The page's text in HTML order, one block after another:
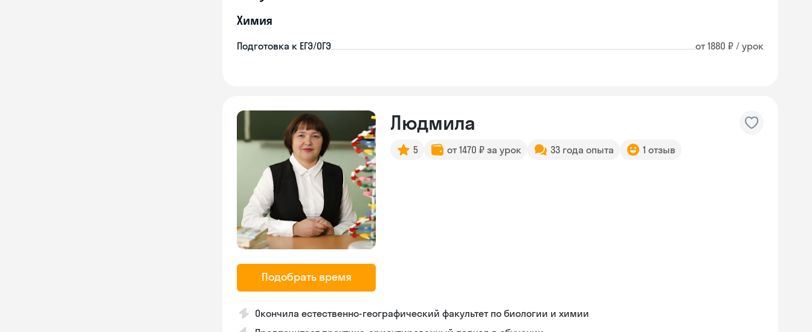
Химия
Подготовка к ЕГЭ/ОГЭ от 1880 ₽ / урок
Подобрать время
Людмила
5 от 1470 ₽ за урок 33 года опыта 1 отзыв
Окончила естественно-географический факультет по биологии и химииSkysmart Chat